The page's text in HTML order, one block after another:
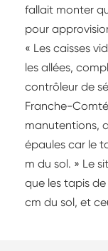
fallait monter
pour
« Les caisses
les allées,
contrôleur de
Franche-
manutentions,
épaules car le
m du sol. » Le
que les tapis
cm du sol, et